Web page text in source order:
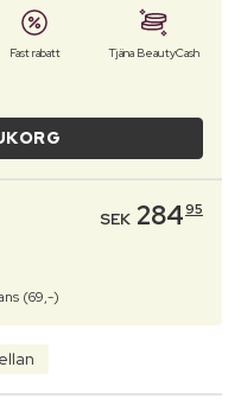
Fast rabatt Tjäna BeautyCash
SEK 28495
(69,-)